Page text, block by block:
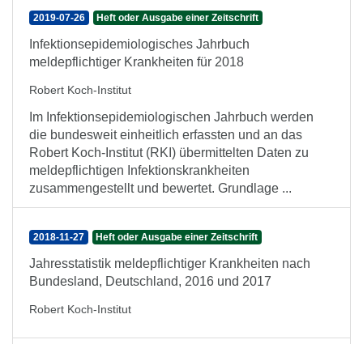
2019-07-26 Heft oder Ausgabe einer Zeitschrift
Infektionsepidemiologisches Jahrbuch
meldepflichtiger Krankheiten für 2018
Robert Koch-Institut
Im Infektionsepidemiologischen Jahrbuch werden
die bundesweit einheitlich erfassten und an das
Robert Koch-Institut (RKI) übermittelten Daten zu
meldepflichtigen Infektionskrankheiten
zusammengestellt und bewertet. Grundlage ...
2018-11-27 Heft oder Ausgabe einer Zeitschrift
Jahresstatistik meldepflichtiger Krankheiten nach
Bundesland, Deutschland, 2016 und 2017
Robert Koch-Institut